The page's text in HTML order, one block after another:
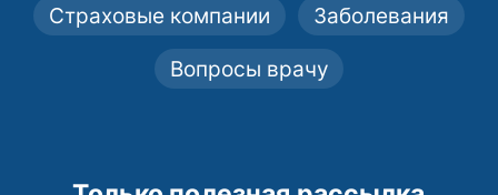
Страховые компании Заболевания
Вопросы врачу